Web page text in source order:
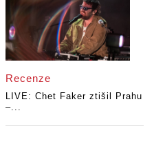
Recenze
LIVE: Chet Faker ztišil Prahu
–...